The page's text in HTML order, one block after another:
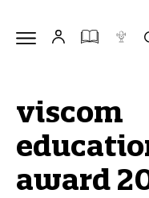
viscom
award